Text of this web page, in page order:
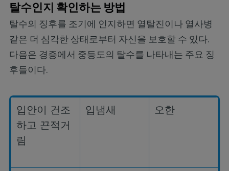
탈수인지 확인하는 방법
탈수의 징후를 조기에 인지하면 열탈진이나 열사병
같은 더 심각한 상태로부터 자신을 보호할 수 있다.
다음은 경증에서 중등도의 탈수를 나타내는 주요 징
후들이다.
입안이 건조
하고 끈적거
림
입냄새 오한